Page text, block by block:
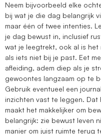
Neem bijvoorbeeld elke
bij wat je die dag belangrijk
maar één of twee intenties.
je dag bewust in, inclusief
wat je leegtrekt, ook al is het
als iets niet bij je past. Eet
afleiding, adem diep als je
gewoontes langzaam op te
Gebruik eventueel een
inzichten vast te leggen.
maakt het makkelijker om
belangrijk: zie bewust leven
manier om juist ruimte terug